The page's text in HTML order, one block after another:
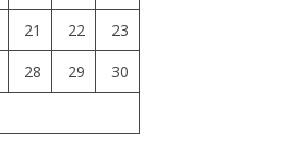
21 22
23
28 29
30